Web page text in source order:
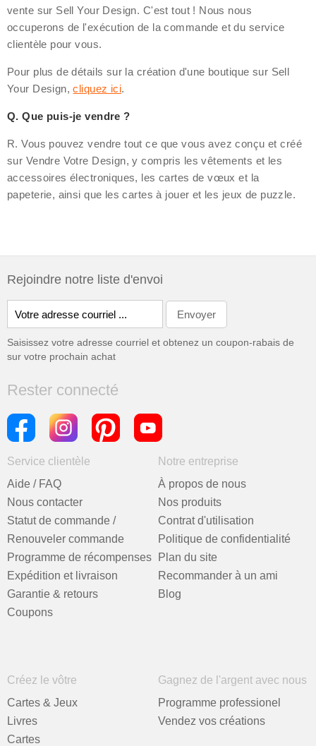
vente sur Sell Your Design. C'est tout ! Nous nous
occuperons de l'exécution de la commande et du service
clientèle pour vous.
Pour plus de détails sur la création d'une boutique sur Sell
Your Design,cliquez ici.
Q. Que puis-je vendre ?
R. Vous pouvez vendre tout ce que vous avez conçu et créé
sur Vendre Votre Design, y compris les vêtements et les
accessoires électroniques, les cartes de vœux et la
papeterie, ainsi que les cartes à jouer et les jeux de puzzle.
Rejoindre notre liste d'envoi
Saisissez votre adresse courriel et obtenez un coupon-rabais de
sur votre prochain achat
Rester connecté
Service clientèle
Aide / FAQ
Nous contacter
Statut de commande /
Renouveler commande
Programme de récompenses
Expédition et livraison
Garantie & retours
Coupons
Notre entreprise
À propos de nous
Nos produits
Contrat d'utilisation
Politique de confidentialité
Plan du site
Recommander à un ami
Blog
Créez le vôtre
Cartes & Jeux
Livres
Cartes
Gagnez de l'argent avec nous
Programme professionel
Vendez vos créations